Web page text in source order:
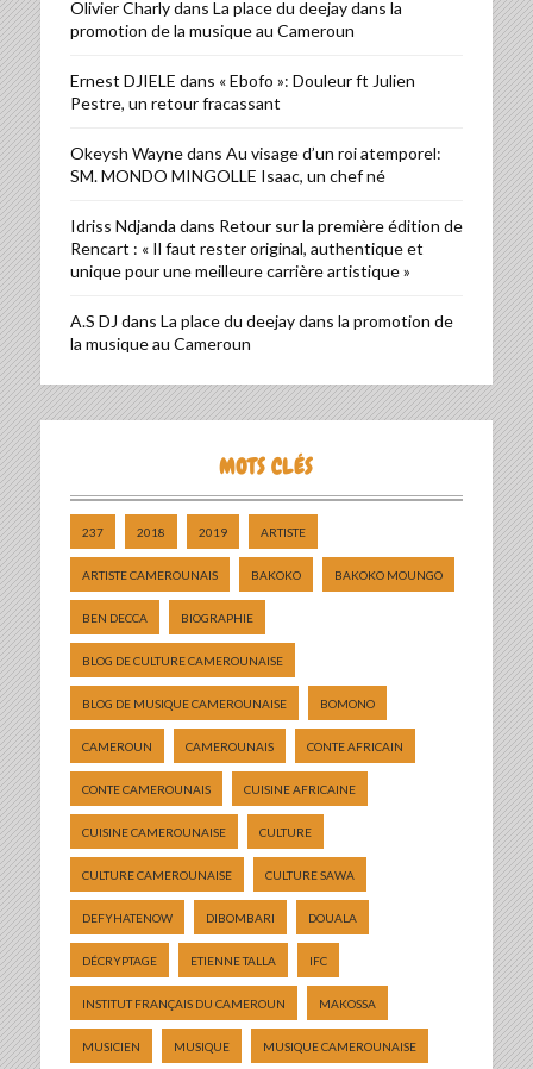
Olivier Charlydans La place du deejay dans la
promotion de la musique au Cameroun
Ernest DJIELE dans « Ebofo »: Douleur ft Julien
Pestre, un retour fracassant
Okeysh Waynedans Au visage d’un roi atemporel:
SM. MONDO MINGOLLE Isaac, un chef né
Idriss Ndjanda dans Retour sur la première édition de
Rencart : « Il faut rester original, authentique et
unique pour une meilleure carrière artistique »
A.S DJ dans La place du deejay dans la promotion de
la musique au Cameroun
MOTS CLÉS
237 2018 2019 ARTISTE
ARTISTE CAMEROUNAIS BAKOKO BAKOKO MOUNGO
BEN DECCA BIOGRAPHIE
BLOG DE CULTURE CAMEROUNAISE
BLOG DE MUSIQUE CAMEROUNAISE BOMONO
CAMEROUN CAMEROUNAIS CONTE AFRICAIN
CONTE CAMEROUNAIS CUISINE AFRICAINE
CUISINE CAMEROUNAISE CULTURE
CULTURE CAMEROUNAISE CULTURE SAWA
DEFYHATENOW DIBOMBARI DOUALA
DÉCRYPTAGE ETIENNE TALLA IFC
INSTITUT FRANÇAIS DU CAMEROUN MAKOSSA
MUSICIEN MUSIQUE MUSIQUE CAMEROUNAISE